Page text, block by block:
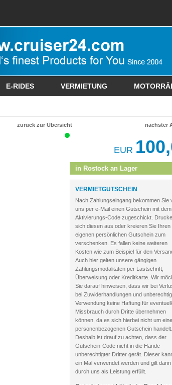
E-RIDES VERMIETUNG
zurück zur Übersicht nächster
EUR
in Rostock an Lager
VERMIETGUTSCHEIN
Nach Zahlungseingang bekommen Sie
uns per e-Mail einen Gutschein mit dem
Aktivierungs-Code zugeschickt.
sich diesen aus oder kreieren Sie Ihren
eigenen persönlichen Gutschein zum
verschenken. Es fallen keine weiteren
Kosten wie zum Beispiel für den
Auch hier gelten unsere gängigen
Zahlungsmodalitäten per Lastschrift,
Überweisung oder Kreditkarte. Wir
Sie darauf hinweisen, dass wir bei
bei Zuwiderhandlungen und
Verwendung keine Haftung für
Missbrauch durch Dritte übernehmen
können, da es sich hierbei nicht um
personenbezogenen Gutschein handelt.
Deshalb ist drauf zu achten, dass der
Gutschein-Code nicht in die Hände
unberechtigter Dritter gerät. Dieser
ein Mal verwendet werden und gilt dann
durch uns als Leistung erfüllt.